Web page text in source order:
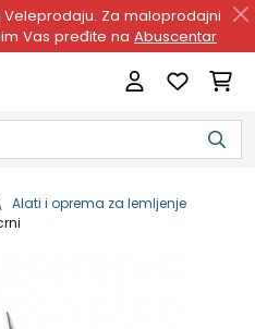
Za maloprodajni
Vas pređite na Abuscentar
Alati i oprema za lemljenje